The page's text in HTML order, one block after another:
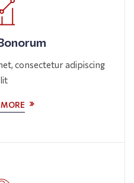
consectetur adipiscing